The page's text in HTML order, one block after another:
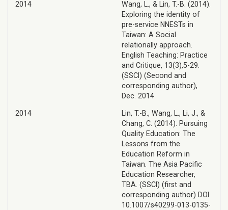
2014
Wang, L., & Lin, T.-B. (2014).
Exploring the identity of
pre-service NNESTs in
Taiwan: A Social
relationally approach.
English Teaching: Practice
and Critique, 13(3),5-29.
(SSCI) (Second and
corresponding author),
Dec. 2014
2014
Lin, T.-B., Wang, L., Li, J., &
Chang, C. (2014). Pursuing
Quality Education: The
Lessons from the
Education Reform in
Taiwan. The Asia Pacific
Education Researcher,
TBA. (SSCI) (first and
corresponding author) DOI
10.1007/s40299-013-0135-